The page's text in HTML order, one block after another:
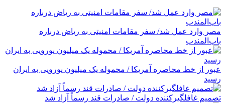
مصر وارد عمل شد/ سفر مقامات امنیتی به ریاض درباره
باب‌المندب
عبور از خط محاصره آمریکا / محموله یک میلیون یورویی به ایران
رسید
تصمیم غافلگیرکننده دولت / صادرات قند رسماً آزاد شد